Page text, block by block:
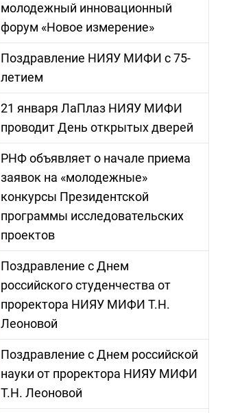
молодежный инновационный
форум «Новое измерение»
Поздравление НИЯУ МИФИ с 75-
летием
21 января ЛаПлаз НИЯУ МИФИ
проводит День открытых дверей
РНФ объявляет о начале приема
заявок на «молодежные»
конкурсы Президентской
программы исследовательских
проектов
Поздравление с Днем
российского студенчества от
проректора НИЯУ МИФИ Т.Н.
Леоновой
Поздравление с Днем российской
науки от проректора НИЯУ МИФИ
Т.Н. Леоновой